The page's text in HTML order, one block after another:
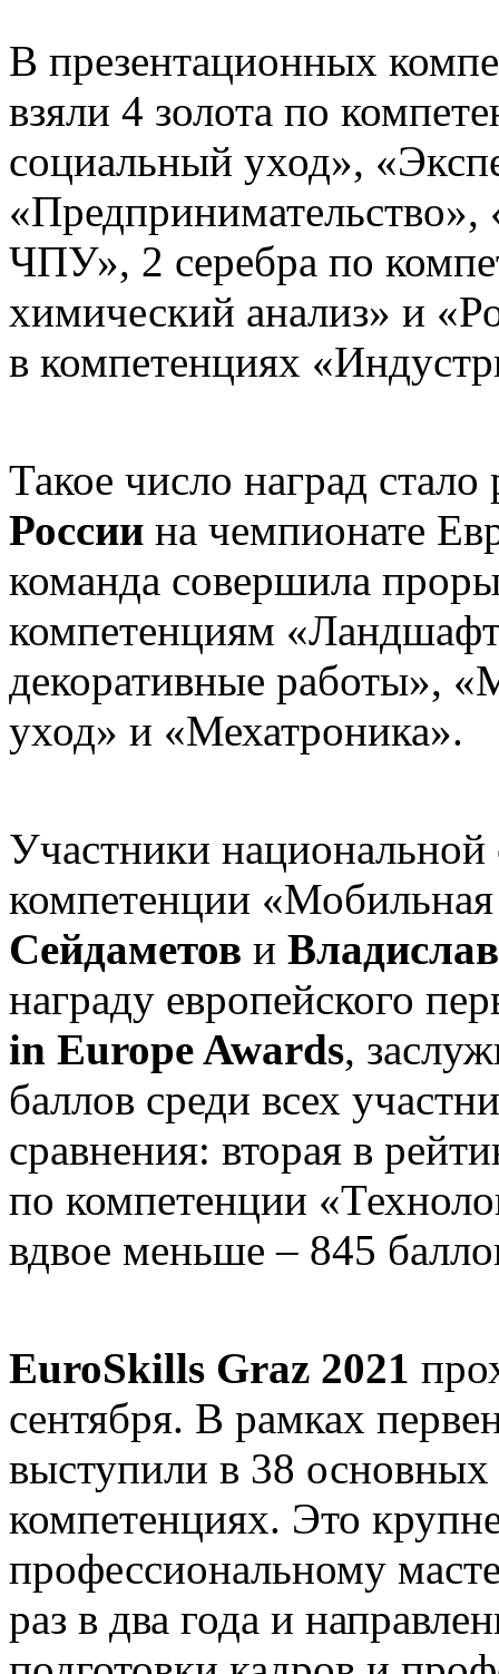
В презентационных
взяли 4 золота по
социальный уход»,
«Предпринимательство»,
ЧПУ», 2 серебра по
химический анализ» и
в компетенциях
Такое число наград
России на чемпионате
команда совершила
компетенциям
декоративные работы»,
уход» и «Мехатроника».
Участники национальной
компетенции
Сейдаметов и
награду европейского
in Europe Awards,
баллов среди всех
сравнения: вторая в
по компетенции
вдвое меньше – 845
EuroSkills Graz 2021
сентября. В рамках
выступили в 38
компетенциях. Это
профессиональному
раз в два года и